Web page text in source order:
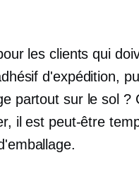
les clients qui
d'expédition,
partout sur le sol ?
il est peut-être